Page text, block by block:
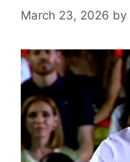
March 23, 2026 by